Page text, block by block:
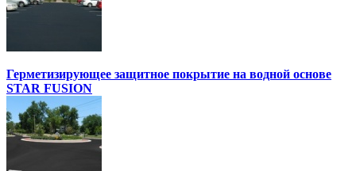
Герметизирующее защитное покрытие на водной основе
STAR FUSION